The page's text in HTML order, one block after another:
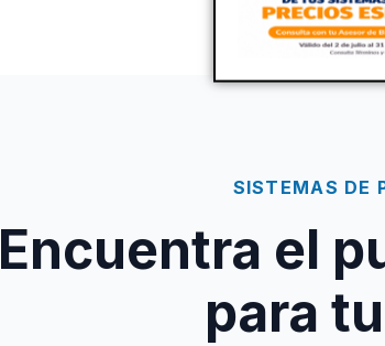
SISTEMAS DE
Encuentra el
para